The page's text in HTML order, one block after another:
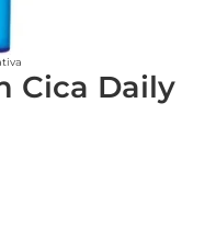
Cica Daily